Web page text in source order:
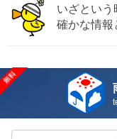
いざという
確かな情報